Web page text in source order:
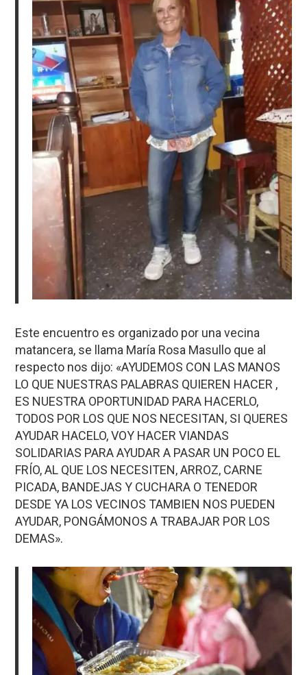
Este encuentro es organizado por una vecina
matancera, se llama María Rosa Masullo que al
respecto nos dijo: «AYUDEMOS CON LAS MANOS
LO QUE NUESTRAS PALABRAS QUIEREN HACER ,
ES NUESTRA OPORTUNIDAD PARA HACERLO,
TODOS POR LOS QUE NOS NECESITAN, SI QUERES
AYUDAR HACELO, VOY HACER VIANDAS
SOLIDARIAS PARA AYUDAR A PASAR UN POCO EL
FRÍO, AL QUE LOS NECESITEN, ARROZ, CARNE
PICADA, BANDEJAS Y CUCHARA O TENEDOR
DESDE YA LOS VECINOS TAMBIEN NOS PUEDEN
AYUDAR, PONGÁMONOS A TRABAJAR POR LOS
DEMAS».